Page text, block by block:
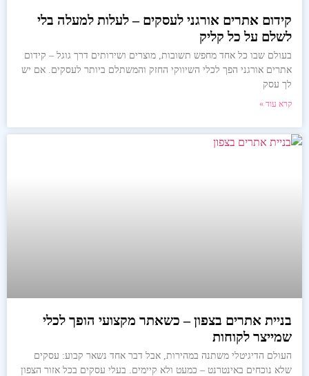
קידום אתרים אורגני לעסקים – לעלות למעלה בלי
לשלם על כל קליק
בעולם שבו כל אחד מחפש תשובות, מוצרים ושירותים דרך גוגל – קידום
אתרים אורגני הפך לכלי השיווקי החזק והמשתלם ביותר לעסקים. אם יש
לך עסק
קרא עוד »
בניית אתרים בצפון – כשאתר מקצועי הופך לכלי
שמייצר לקוחות
העולם הדיגיטלי משתנה במהירות, אבל דבר אחד נשאר קבוע: עסקים
שלא נוכחים באינטרנט – כמעט ולא קיימים. בעלי עסקים בכל אזור הצפון